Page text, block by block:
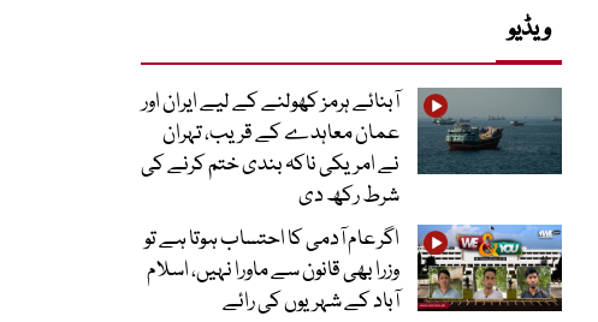
ویڈیو
آبنائے ہرمز کھولنے کے لیے ایران اور
عمان معاہدے کے قریب، تہران
نے امریکی ناکہ بندی ختم کرنے کی
شرط رکھ دی
اگر عام آدمی کا احتساب ہوتا ہے تو
وزرا بھی قانون سے ماورا نہیں، اسلام
آباد کے شہریوں کی رائے